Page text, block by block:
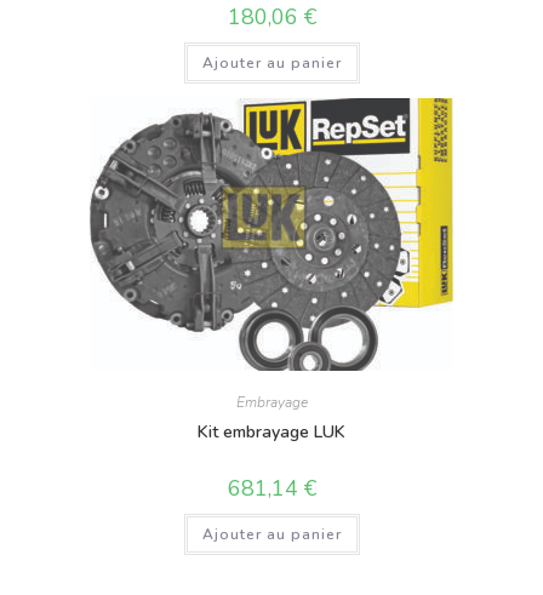
180,06 €
Ajouter au panier
Embrayage
Kit embrayage LUK
681,14 €
Ajouter au panier